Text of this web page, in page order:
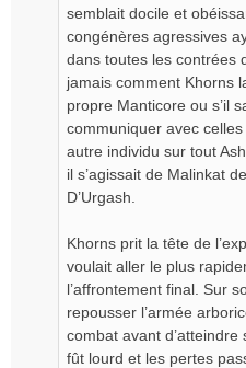
semblait docile et
congénères agressives
dans toutes les contrées
jamais comment Khorns
propre Manticore ou s’il
communiquer avec
autre individu sur tout
il s’agissait de Malinkat
D’Urgash.
Khorns prit la tête de
voulait aller le plus
l’affrontement final. Sur
repousser l’armée
combat avant d’atteindre
fût lourd et les pertes